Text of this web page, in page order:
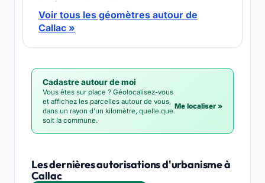
Voir tous les géomètres autour de
Callac »
Cadastre autour de moi
Vous êtes sur place ? Géolocalisez-vous
et affichez les parcelles autour de vous,
dans un rayon d'un kilomètre, quelle que
soit la commune.
Me localiser »
Les dernières autorisations d'urbanisme à
Callac